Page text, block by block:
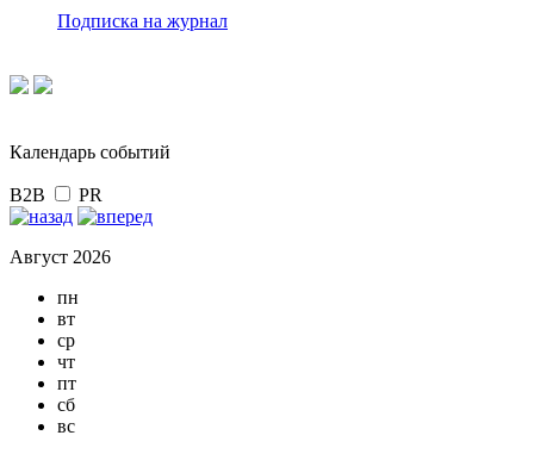
Подписка на журнал
Календарь событий
B2B PR
Август 2026
пн
вт
ср
чт
пт
сб
вс